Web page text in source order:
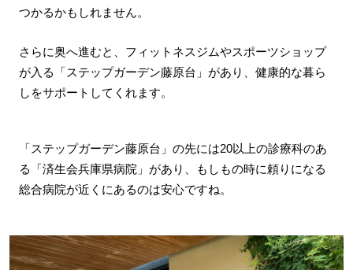
つかるかもしれません。
さらに奥へ進むと、フィットネスジムやスポーツショップ
が入る「ステップガーデン藤原台」があり、健康的な暮ら
しをサポートしてくれます。
「ステップガーデン藤原台」の先には20以上の診療科のあ
る「済生会兵庫県病院」があり、もしもの時に頼りになる
総合病院が近くにあるのは安心ですね。